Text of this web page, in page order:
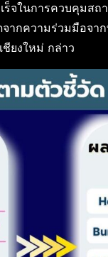
ร็จในการควบคุมส
จากความร่วมมือจ
ชียงใหม่ กล่าว